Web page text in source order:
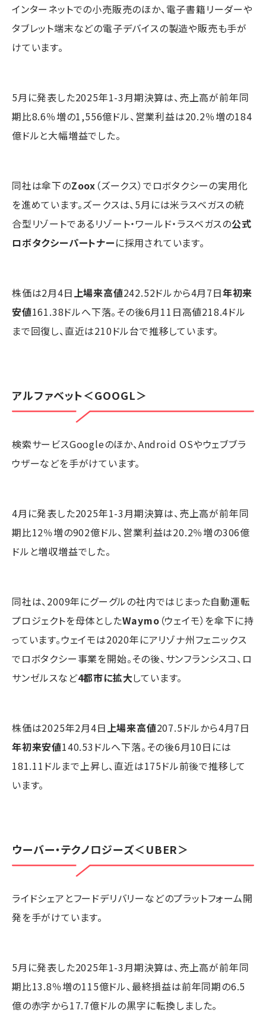
インターネットでの小売販売のほか、電子書籍リーダーや
タブレット端末などの電子デバイスの製造や販売も手が
けています。
5月に発表した2025年1-3月期決算は、売上高が前年同
期比8.6％増の1,556億ドル、営業利益は20.2％増の184
億ドルと大幅増益でした。
同社は傘下のZoox （ズークス）でロボタクシーの実用化
を進めています。ズークスは、5月には米ラスベガスの統
合型リゾートであるリゾート・ワールド・ラスベガスの公式
ロボタクシーパートナーに採用されています。
株価は2月4日上場来高値242.52ドルから4月7日年初来
安値161.38ドルへ下落。その後6月11日高値218.4ドル
まで回復し、直近は210ドル台で推移しています。
アルファベット＜GOOGL＞
検索サービスGoogleのほか、Android OSやウェブブラ
ウザーなどを手がけています。
4月に発表した2025年1-3月期決算は、売上高が前年同
期比12％増の902億ドル、営業利益は20.2％増の306億
ドルと増収増益でした。
同社は、2009年にグーグルの社内ではじまった自動運転
プロジェクトを母体としたWaymo （ウェイモ）を傘下に持
っています。ウェイモは2020年にアリゾナ州フェニックス
でロボタクシー事業を開始。その後、サンフランシスコ、ロ
サンゼルスなど4都市に拡大しています。
株価は2025年2月4日上場来高値207.5ドルから4月7日
年初来安値140.53ドルへ下落。その後6月10日には
181.11ドルまで上昇し、直近は175ドル前後で推移して
います。
ウーバー・テクノロジーズ＜UBER＞
ライドシェアとフードデリバリーなどのプラットフォーム開
発を手がけています。
5月に発表した2025年1-3月期決算は、売上高が前年同
期比13.8％増の115億ドル、最終損益は前年同期の6.5
億の赤字から17.7億ドルの黒字に転換しました。